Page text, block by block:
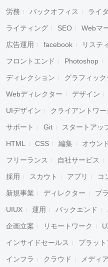
労務 バックオフィス ライ
ライティング SEO Webマ
広告運用 facebook リステ
フロントエンド Photoshop
ディレクション グラフィッ
Webディレクター デザイン
UIデザイン クライアントワー
サポート Git スタートアッ
HTML CSS 編集 オウン
フリーランス 自社サービス
採用 スカウト アプリ コ
新規事業 ディレクター プ
UIUX 運用 バックエンド
企画立案 リモートワーク
インサイドセールス プラッ
インフラ クラウド メディア